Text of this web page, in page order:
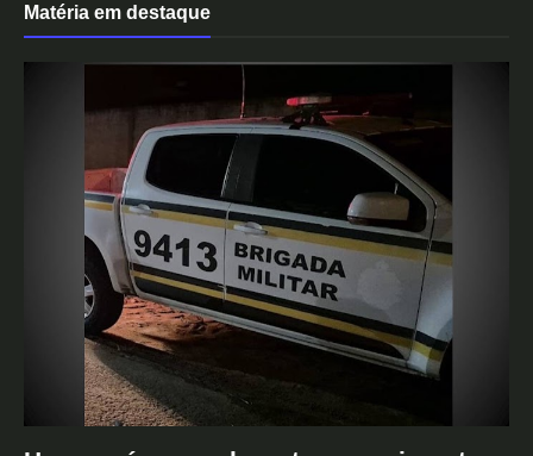
Matéria em destaque